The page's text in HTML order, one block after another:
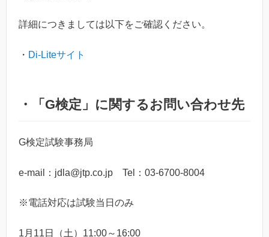
詳細につきましては以下をご確認ください。
・ Di-Liteサイト
・「G検定」に関するお問い合わせ先
G検定試験事務局
e-mail：jdla@jtp.co.jp Tel：03-6700-8004
※電話対応は試験当日のみ
1月11日（土）11:00～16:00